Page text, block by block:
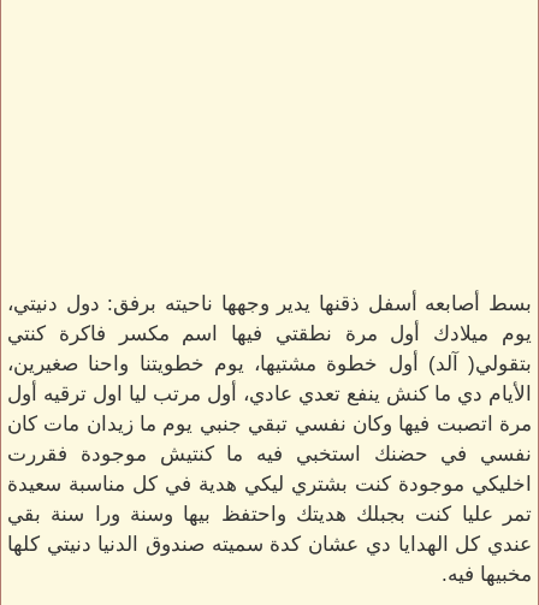
بسط أصابعه أسفل ذقنها يدير وجهها ناحيته برفق: دول دنيتي،
يوم ميلادك أول مرة نطقتي فيها اسم مكسر فاكرة كنتي
بتقولي( آلد) أول خطوة مشتيها، يوم خطويتنا واحنا صغيرين،
الأيام دي ما كنش ينفع تعدي عادي، أول مرتب ليا اول ترقيه أول
مرة اتصبت فيها وكان نفسي تبقي جنبي يوم ما زيدان مات كان
نفسي في حضنك استخبي فيه ما كنتيش موجودة فقررت
اخليكي موجودة كنت بشتري ليكي هدية في كل مناسبة سعيدة
تمر عليا كنت بجبلك هديتك واحتفظ بيها وسنة ورا سنة بقي
عندي كل الهدايا دي عشان كدة سميته صندوق الدنيا دنيتي كلها
مخبيها فيه.